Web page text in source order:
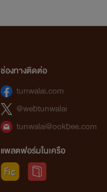
ช่องทางติดต่อ
tunwalai.com
@webtunwalai
tunwalai@ookbee.com
แพลตฟอร์มในเครือ